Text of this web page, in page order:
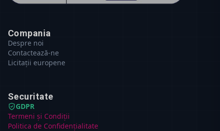
Compania
Despre noi
Contactează-ne
Licitații europene
Securitate
GDPR
Termeni și Condiții
Politica de Confidențialitate